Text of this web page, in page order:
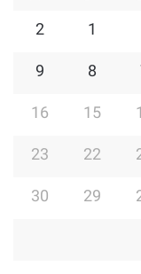
1
2
8
9
15
16
22
23
29
30